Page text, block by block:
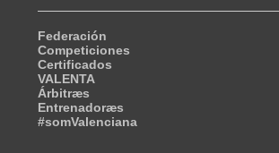
Federación
Competiciones
Certificados
VALENTA
Árbitræs
Entrenadoræs
#somValenciana